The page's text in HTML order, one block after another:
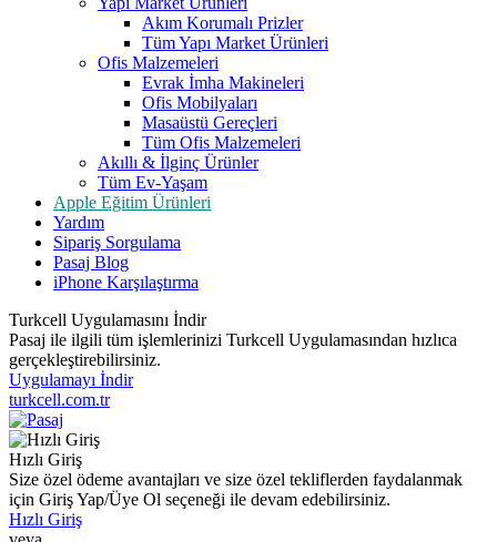
Akım Korumalı Prizler
Tüm Yapı Market Ürünleri
Ofis Malzemeleri
Evrak İmha Makineleri
Ofis Mobilyaları
Masaüstü Gereçleri
Tüm Ofis Malzemeleri
Akıllı & İlginç Ürünler
Tüm Ev-Yaşam
Apple Eğitim Ürünleri
Yardım
Sipariş Sorgulama
Pasaj Blog
iPhone Karşılaştırma
Turkcell Uygulamasını İndir
Pasaj ile ilgili tüm işlemlerinizi Turkcell Uygulamasından hızlıca
gerçekleştirebilirsiniz.
Uygulamayı İndir
turkcell.com.tr
Hızlı Giriş
Size özel ödeme avantajları ve size özel tekliflerden faydalanmak
için Giriş Yap/Üye Ol seçeneği ile devam edebilirsiniz.
Hızlı Giriş